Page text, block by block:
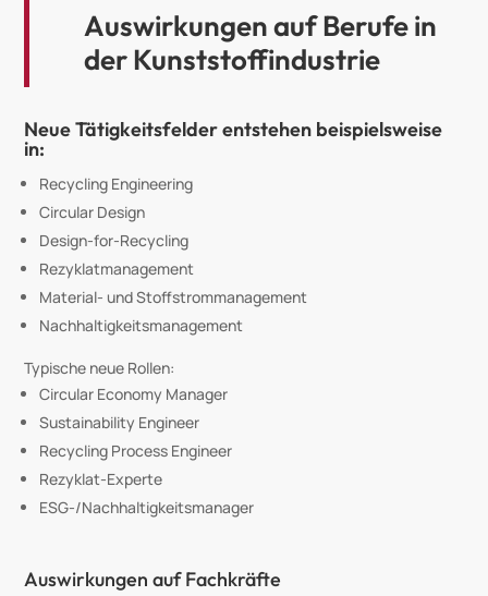
Auswirkungen auf Berufe in
der Kunststoffindustrie
Neue Tätigkeitsfelder entstehen beispielsweise
in:
Recycling Engineering
Circular Design
Design-for-Recycling
Rezyklatmanagement
Material- und Stoffstrommanagement
Nachhaltigkeitsmanagement
Typische neue Rollen:
Circular Economy Manager
Sustainability Engineer
Recycling Process Engineer
Rezyklat-Experte
ESG-/Nachhaltigkeitsmanager
Auswirkungen auf Fachkräfte